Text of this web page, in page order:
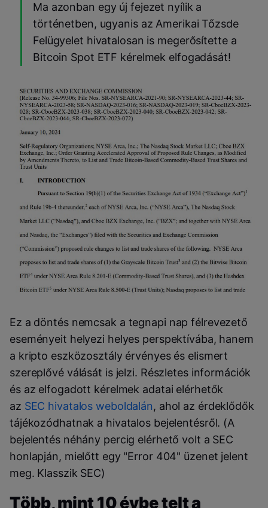
Ma azonban egy új fejezet nyílik a
történetben, ugyanis az Amerikai Tőzsde
Felügyelet hivatalosan is megerősítette a
Bitcoin Spot ETF kérelmek elfogadását!
Ez a döntés nemcsak a tegnapi nap félrevezető
eseményeit helyezi helyes perspektívába, hanem
a kripto eszközosztály érvényes és elismert
szereplővé válását is jelzi. Részletes információk
és az elfogadott kérelmek adatai elérhetők
az SEC hivatalos weboldalán, ahol az érdeklődők
tájékozódhatnak a hivatalos bejelentésről. (A
bejelentés néhány percig elérhető volt a SEC
honlapján, mielőtt egy "Error 404" üzenet jelent
meg. Klasszik SEC)
Több, mint 10 évbe telt a